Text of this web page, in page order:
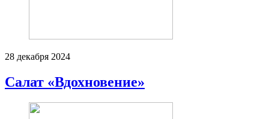
28 декабря 2024
Салат «Вдохновение»